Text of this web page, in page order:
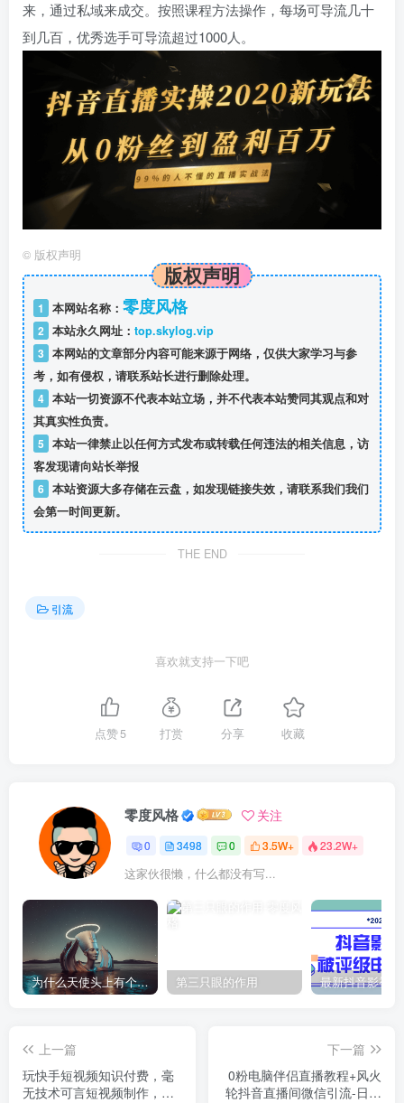
来，通过私域来成交。按照课程方法操作，每场可导流几十
到几百，优秀选手可导流超过1000人。
© 版权声明
版权声明
1 本网站名称： 零度风格
2 本站永久网址： top.skylog.vip
3 本网站的文章部分内容可能来源于网络，仅供大家学习与参
考，如有侵权，请联系站长进行删除处理。
4 本站一切资源不代表本站立场，并不代表本站赞同其观点和对
其真实性负责。
5 本站一律禁止以任何方式发布或转载任何违法的相关信息，访
客发现请向站长举报
6 本站资源大多存储在云盘，如发现链接失效，请联系我们我们
会第一时间更新。
THE END
引流
喜欢就支持一下吧
点赞5 打赏 分享 收藏
零度风格 关注
0 3498 0 3.5W+ 23.2W+
这家伙很懒，什么都没有写...
为什么天使头上有个圈？ 第三只眼的作用
上一篇
玩快手短视频知识付费，毫
无技术可言短视频制作，不
下一篇
0粉电脑伴侣直播教程+风火
轮抖音直播间微信引流-日加